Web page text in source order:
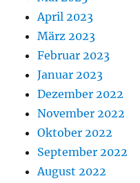
April 2023
März 2023
Februar 2023
Januar 2023
Dezember 2022
November 2022
Oktober 2022
September 2022
August 2022